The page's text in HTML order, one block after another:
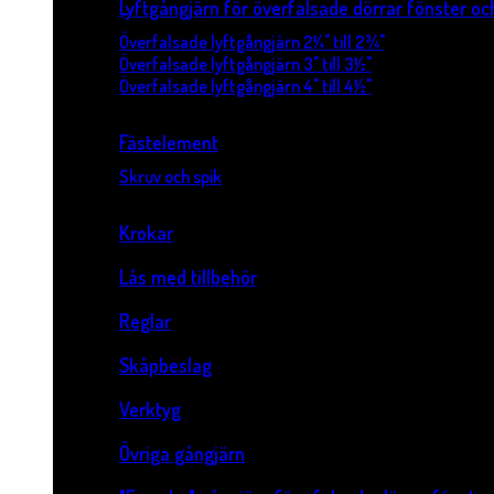
Lyftgångjärn för överfalsade dörrar fönster
Överfalsade lyftgångjärn 2¼" till 2¾"
Överfalsade lyftgångjärn 3" till 3½"
Överfalsade lyftgångjärn 4" till 4½"
Fästelement
Skruv och spik
Krokar
Lås med tillbehör
Reglar
Skåpbeslag
Verktyg
Övriga gångjärn